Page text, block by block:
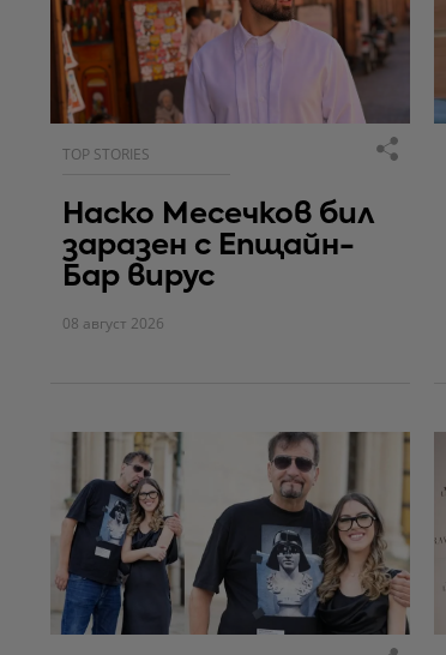
TOP STORIES
Наско Месечков бил
заразен с Епщайн-
Бар вирус
08 август 2026